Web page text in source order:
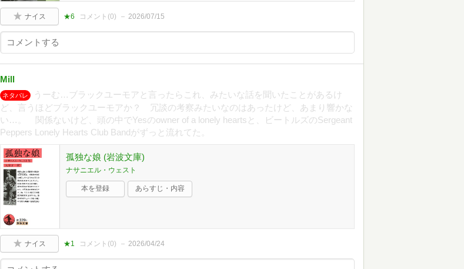
ナイス ★6 コメント(0) 2026/07/15
Mill
ネタバレ
うーむ…ブラックユーモアと言ったらこれ、みたいな話を聞いたことがあるけ
ど、言うほどブラックユーモアか？ 冗談の考察みたいなのはあったけど、あまり響かな
い…。 関係ないけど、頭の中でYesのowner of a lonely heartsと、ビートルズのSergeant
Peppers Lonely Hearts Club Bandがずっと流れてた。
孤独な娘 (岩波文庫)
ナサニエル・ウェスト
本を登録 あらすじ・内容
ナイス ★1 コメント(0) 2026/04/24